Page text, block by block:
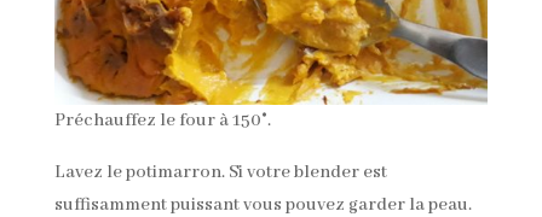
Préchauffez le four à 150°.
Lavez le potimarron. Si votre blender est
suffisamment puissant vous pouvez garder la peau.